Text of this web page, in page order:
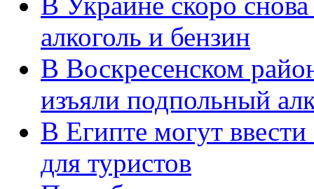
алкоголь и бензин
В Воскресенском
изъяли подпольный
В Египте могут
для туристов